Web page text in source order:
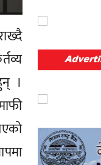
।